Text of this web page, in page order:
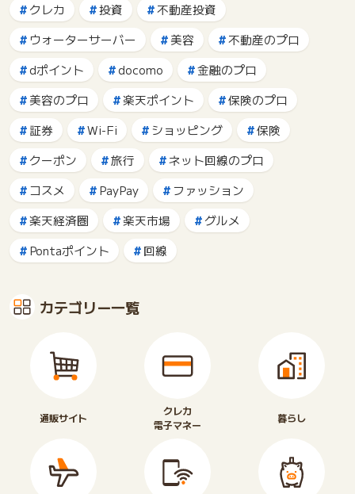
クレカ
投資
不動産投資
ウォーターサーバー
美容
不動産のプロ
dポイント
docomo
金融のプロ
美容のプロ
楽天ポイント
保険のプロ
証券
Wi-Fi ショッピング
保険
クーポン
旅行
ネット回線のプロ
コスメ
PayPay
ファッション
楽天経済圏
楽天市場
グルメ
Pontaポイント
回線
カテゴリー一覧
通販サイト
クレカ
電子マネー
暮らし